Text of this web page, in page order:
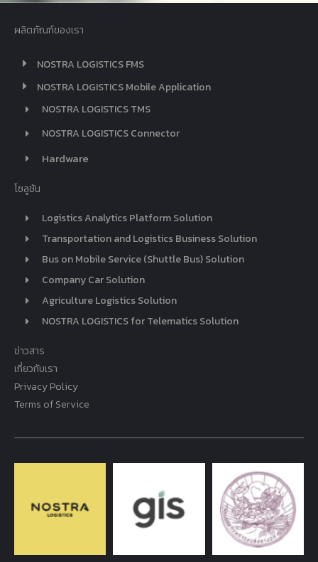
ผลิตภัณฑ์ของเรา
NOSTRA LOGISTICS FMS
NOSTRA LOGISTICS Mobile Application
NOSTRA LOGISTICS TMS
NOSTRA LOGISTICS Connector
Hardware
โซลูชัน
Logistics Analytics Platform Solution
Transportation and Logistics Business Solution
Bus on Mobile Service (Shuttle Bus) Solution
Company Car Solution
Agriculture Logistics Solution
NOSTRA LOGISTICS for Telematics Solution
ข่าวสาร
เกี่ยวกับเรา
Privacy Policy
Terms of Service